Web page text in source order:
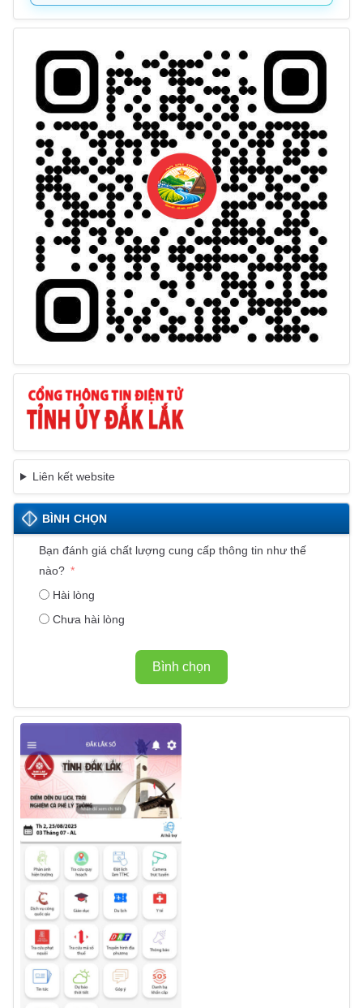
Liên kết website
BÌNH CHỌN
Bạn đánh giá chất lượng cung cấp thông tin như thế
nào?
Hài lòng
Chưa hài lòng
Bình chọn